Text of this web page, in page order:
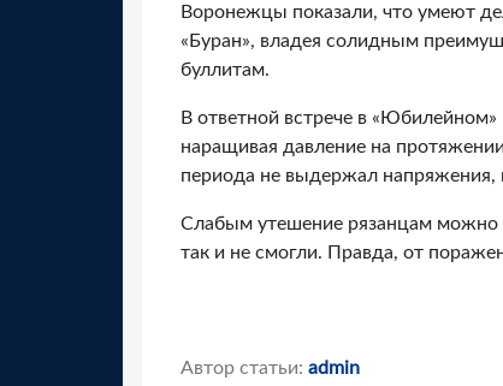
Воронежцы показали, что умеют
«Буран», владея солидным
буллитам.
В ответной встрече в
наращивая давление на
периода не выдержал
Слабым утешение рязанцам можно
так и не смогли. Правда, от
Автор статьи: admin